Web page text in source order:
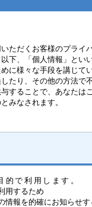
ただくお客様のプライ
下、「個人情報」とい
に様々な手段を講じて
たり、その他の方法で
することで、あなたは
みなされます。
で利用します。
用するため
情報を的確にお知らせ